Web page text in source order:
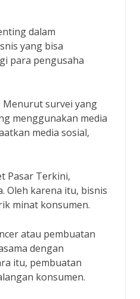
dalam
yang bisa
para pengusaha
Menurut survei yang
menggunakan media
media sosial,
Pasar Terkini,
Oleh karena itu, bisnis
minat konsumen.
atau pembuatan
dengan
itu, pembuatan
konsumen.